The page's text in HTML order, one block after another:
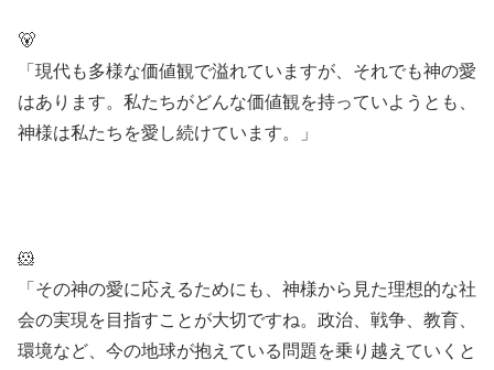
🐻
「現代も多様な価値観で溢れていますが、それでも神の愛
はあります。私たちがどんな価値観を持っていようとも、
神様は私たちを愛し続けています。」
🐹
「その神の愛に応えるためにも、神様から見た理想的な社
会の実現を目指すことが大切ですね。政治、戦争、教育、
環境など、今の地球が抱えている問題を乗り越えていくと